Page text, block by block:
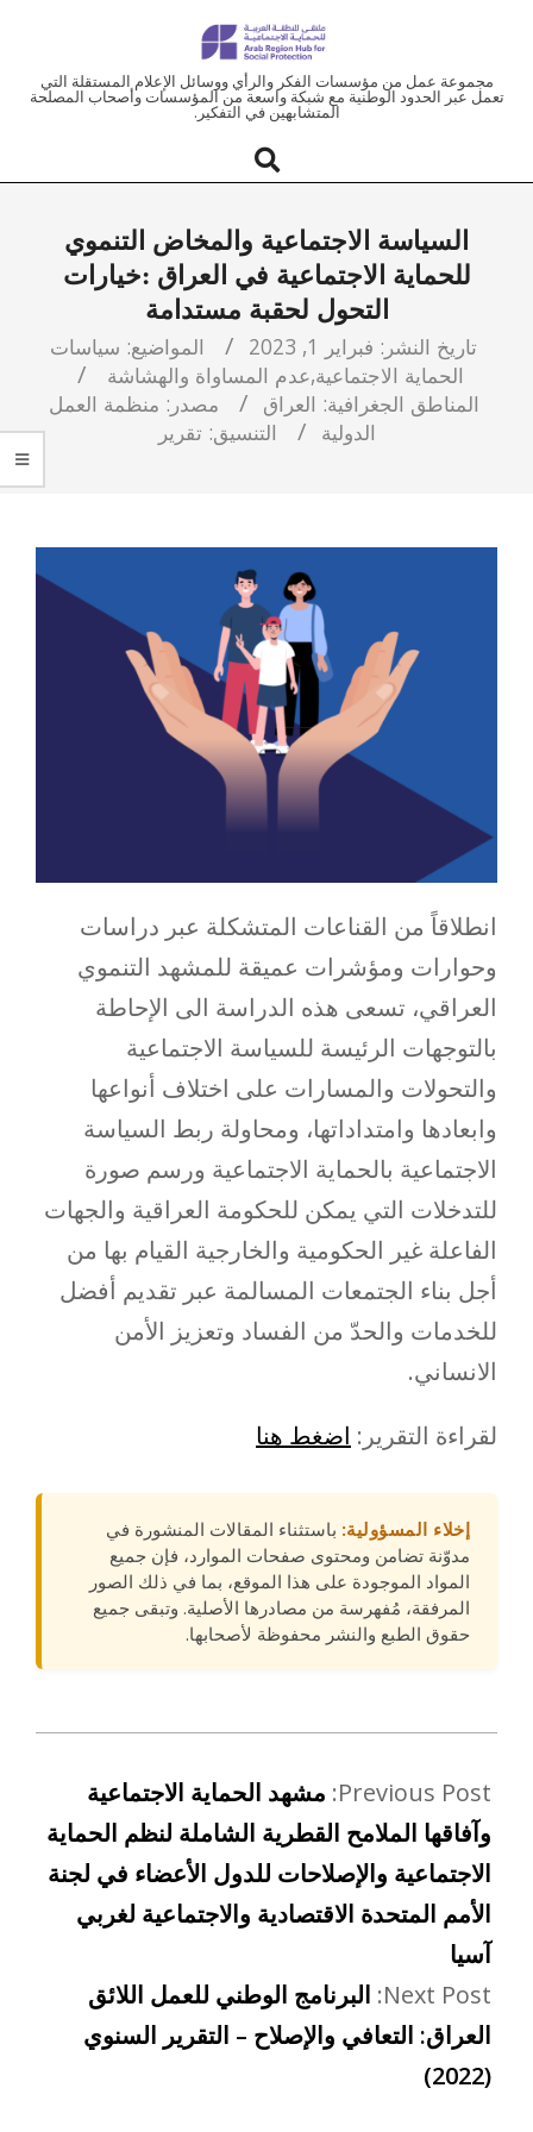
ملتقى
العربية
للحماية
الاجتماعية
مجموعة عمل من مؤسسات الفكر والرأي ووسائل الإعلام المستقلة التي
تعمل عبر الحدود الوطنية مع شبكة واسعة من المؤسسات وأصحاب المصلحة
المتشابهين في التفكير.
السياسة الاجتماعية والمخاض التنموي
للحماية الاجتماعية في العراق :خيارات
التحول لحقبة مستدامة
تاريخ النشر: فبراير 1, 2023 المواضيع: سياسات
الحماية الاجتماعية,عدم المساواة والهشاشة
المناطق الجغرافية: العراق مصدر: منظمة العمل
الدولية
التنسيق: تقرير
انطلاقاً من القناعات المتشكلة عبر دراسات
وحوارات ومؤشرات عميقة للمشهد التنموي
العراقي، تسعى هذه الدراسة الى الإحاطة
بالتوجهات الرئيسة للسياسة الاجتماعية
والتحولات والمسارات على اختلاف أنواعها
وابعادها وامتداداتها، ومحاولة ربط السياسة
الاجتماعية بالحماية الاجتماعية ورسم صورة
للتدخلات التي يمكن للحكومة العراقية والجهات
الفاعلة غير الحكومية والخارجية القيام بها من
أجل بناء الجتمعات المسالمة عبر تقديم أفضل
للخدمات والحدّ من الفساد وتعزيز الأمن
الانساني.
لقراءة التقرير: اضغط هنا
إخلاء المسؤولية: باستثناء المقالات المنشورة في
مدوّنة تضامن ومحتوى صفحات الموارد، فإن جميع
المواد الموجودة على هذا الموقع، بما في ذلك الصور
المرفقة، مُفهرسة من مصادرها الأصلية. وتبقى جميع
حقوق الطبع والنشر محفوظة لأصحابها.
Previous Post: مشهد الحماية الاجتماعية
وآفاقها الملامح القطرية الشاملة لنظم الحماية
الاجتماعية والإصلاحات للدول الأعضاء في لجنة
الأمم المتحدة الاقتصادية والاجتماعية لغربي
آسيا
Next Post: البرنامج الوطني للعمل اللائق
العراق: التعافي والإصلاح – التقرير السنوي
(2022)